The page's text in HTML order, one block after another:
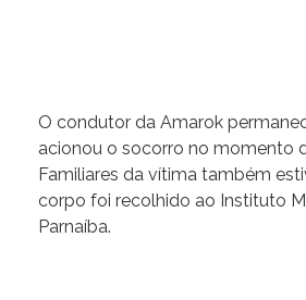
O condutor da Amarok
acionou o socorro no momento
Familiares da vítima também
corpo foi recolhido ao Instituto
Parnaíba.